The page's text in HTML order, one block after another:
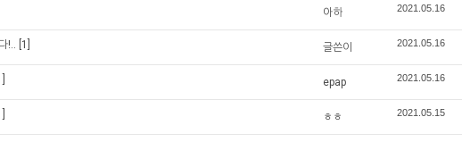
아하 2021.05.16
!.. [1] 글쓴이 2021.05.16
epap 2021.05.16
ㅎㅎ 2021.05.15